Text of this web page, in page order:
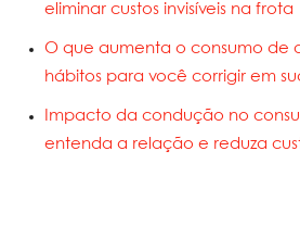
eliminar custos invisíveis na frota
O que aumenta o consumo de
hábitos para você corrigir em
Impacto da condução no
entenda a relação e reduza